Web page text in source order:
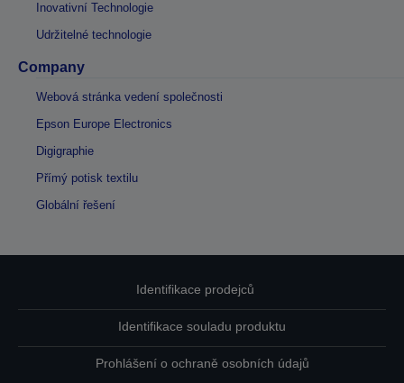
Inovativní Technologie
Udržitelné technologie
Company
Webová stránka vedení společnosti
Epson Europe Electronics
Digigraphie
Přímý potisk textilu
Globální řešení
Identifikace prodejců
Identifikace souladu produktu
Prohlášení o ochraně osobních údajů